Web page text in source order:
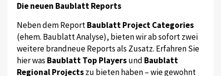
Die neuen Baublatt Reports
Neben dem ReportBaublatt Project Categories
(ehem. Baublatt Analyse), bieten wir ab sofort zwei
weitere brandneue Reports als Zusatz. Erfahren Sie
hier was Baublatt Top Playersund Baublatt
Regional Projectszu bieten haben – wie gewohnt